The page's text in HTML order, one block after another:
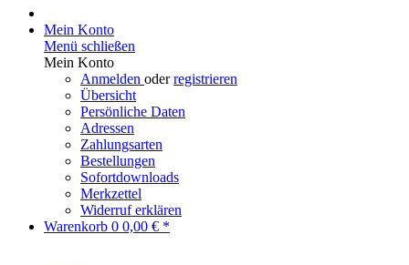
Mein Konto
Menü schließen
Mein Konto
Anmelden oderregistrieren
Übersicht
Persönliche Daten
Adressen
Zahlungsarten
Bestellungen
Sofortdownloads
Merkzettel
Widerruf erklären
Warenkorb 0 0,00 € *